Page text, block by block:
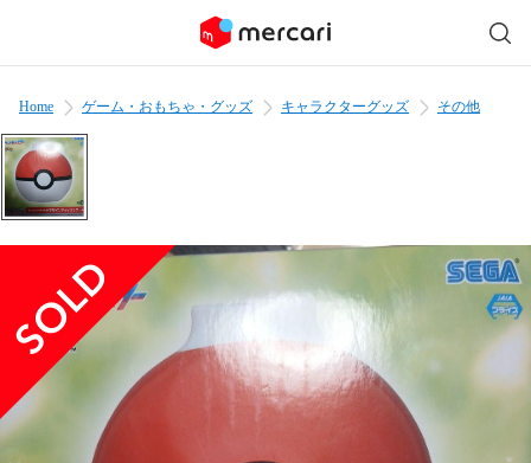
Home ゲーム・おもちゃ・グッズ キャラクターグッズ その他